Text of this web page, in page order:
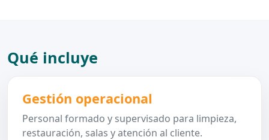
Qué incluye
Gestión operacional
Personal formado y supervisado para limpieza,
restauración, salas y atención al cliente.